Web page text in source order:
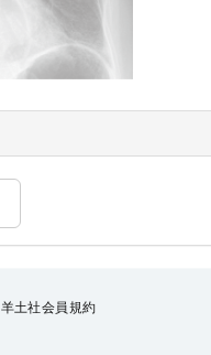
羊土社会員規約